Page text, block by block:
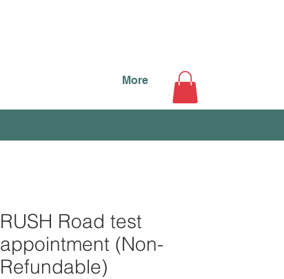
More
RUSH Road test
appointment (Non-
Refundable)